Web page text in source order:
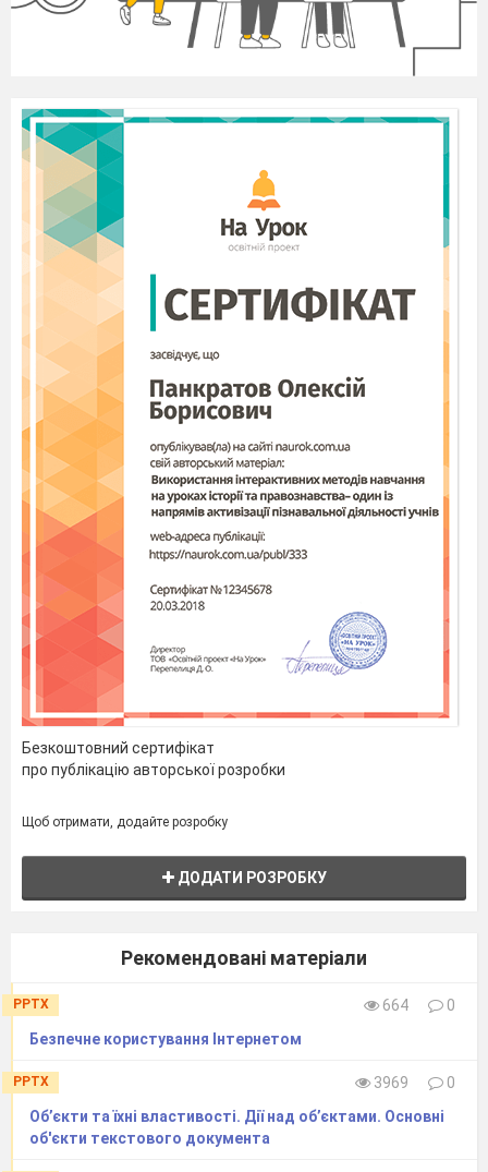
Безкоштовний сертифікат
про публікацію авторської розробки
Щоб отримати, додайте розробку
ДОДАТИ РОЗРОБКУ
Рекомендовані матеріали
PPTX 664
0
Безпечне користування Інтернетом
PPTX 3969
0
Об’єкти та їхні властивості. Дії над об’єктами. Основні
об'єкти текстового документа